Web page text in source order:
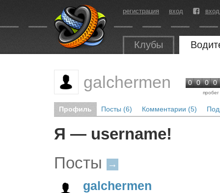
регистрация вход
Клубы
galchermen 0 0 0 0
пробег
Профиль Посты (6) Комментарии (5)
Я — username!
Посты
→
galchermen